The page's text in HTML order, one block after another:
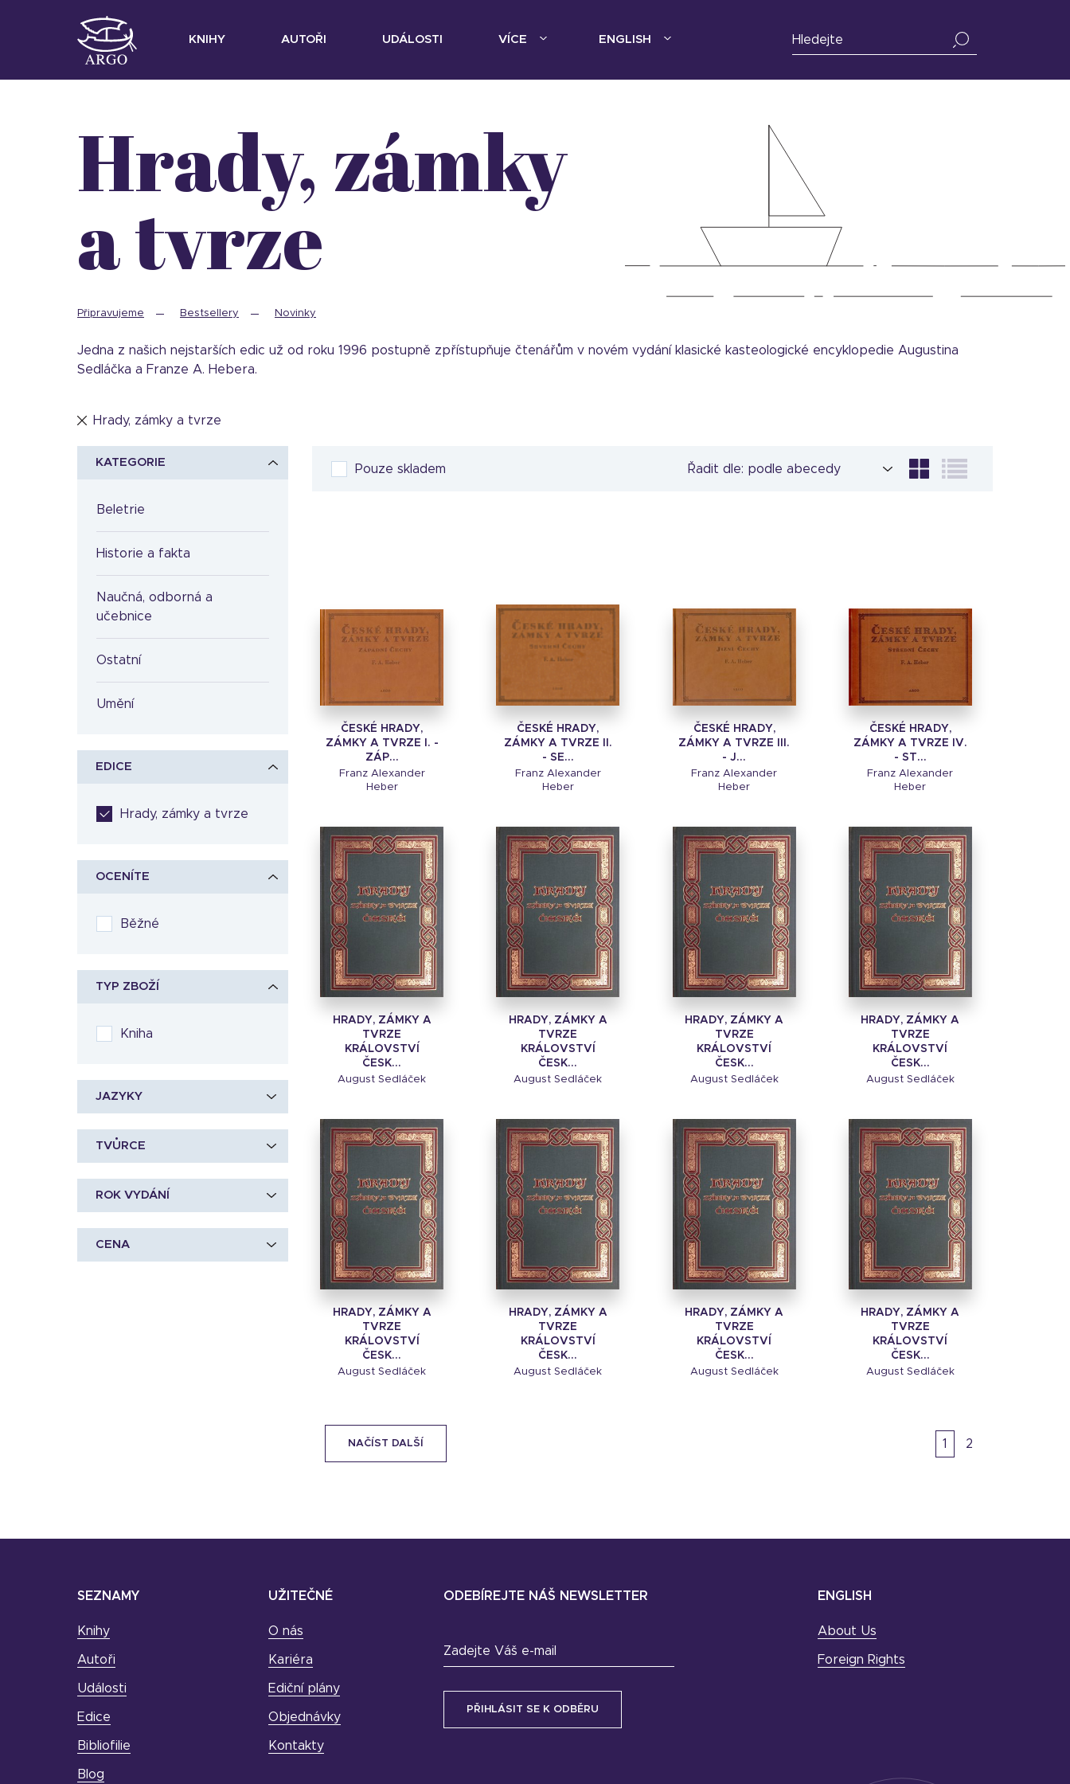
KNIHY AUTOŘI UDÁLOSTI VÍCE ENGLISH
Hrady, zámky
a tvrze
Připravujeme Bestsellery Novinky
Jedna z našich nejstarších edic už od roku 1996 postupně zpřístupňuje čtenářům v novém vydání klasické kasteologické encyklopedie Augustina
Sedláčka a Franze A. Hebera.
Hrady, zámky a tvrze
KATEGORIE
Beletrie
Historie a fakta
Naučná, odborná a
učebnice
Ostatní
Umění
EDICE
Hrady, zámky a tvrze
OCENÍTE
Běžné
TYP ZBOŽÍ
Kniha
JAZYKY
TVŮRCE
ROK VYDÁNÍ
CENA
Pouze skladem Řadit dle:
ČESKÉ HRADY,
ZÁMKY A TVRZE I. -
ZÁP...
Franz Alexander
Heber
ČESKÉ HRADY,
ZÁMKY A TVRZE II.
- SE...
Franz Alexander
Heber
ČESKÉ HRADY,
ZÁMKY A TVRZE III.
- J...
Franz Alexander
Heber
ČESKÉ HRADY,
ZÁMKY A TVRZE IV.
- ST...
Franz Alexander
Heber
HRADY, ZÁMKY A
TVRZE
KRÁLOVSTVÍ
ČESK...
August Sedláček
HRADY, ZÁMKY A
TVRZE
KRÁLOVSTVÍ
ČESK...
August Sedláček
HRADY, ZÁMKY A
TVRZE
KRÁLOVSTVÍ
ČESK...
August Sedláček
HRADY, ZÁMKY A
TVRZE
KRÁLOVSTVÍ
ČESK...
August Sedláček
HRADY, ZÁMKY A
TVRZE
KRÁLOVSTVÍ
ČESK...
August Sedláček
HRADY, ZÁMKY A
TVRZE
KRÁLOVSTVÍ
ČESK...
August Sedláček
HRADY, ZÁMKY A
TVRZE
KRÁLOVSTVÍ
ČESK...
August Sedláček
HRADY, ZÁMKY A
TVRZE
KRÁLOVSTVÍ
ČESK...
August Sedláček
NAČÍST DALŠÍ 1 2
SEZNAMY
Knihy
Autoři
Události
Edice
Bibliofilie
Blog
UŽITEČNÉ
O nás
Kariéra
Ediční plány
Objednávky
Kontakty
ODEBÍREJTE NÁŠ NEWSLETTER
Zadejte Váš e-mail
ENGLISH
About Us
Foreign Rights